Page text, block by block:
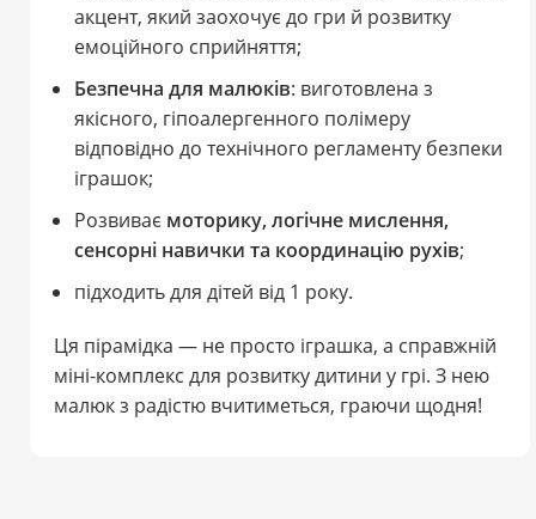
акцент, який заохочує до гри й розвитку
емоційного сприйняття;
Безпечна для малюків: виготовлена з
якісного, гіпоалергенного полімеру
відповідно до технічного регламенту безпеки
іграшок;
Розвиває моторику, логічне мислення,
сенсорні навички та координацію рухів;
підходить для дітей від 1 року.
Ця пірамідка — не просто іграшка, а справжній
міні-комплекс для розвитку дитини у грі. З нею
малюк з радістю вчитиметься, граючи щодня!